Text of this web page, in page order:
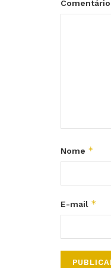
Comentário
Nome *
E-mail *